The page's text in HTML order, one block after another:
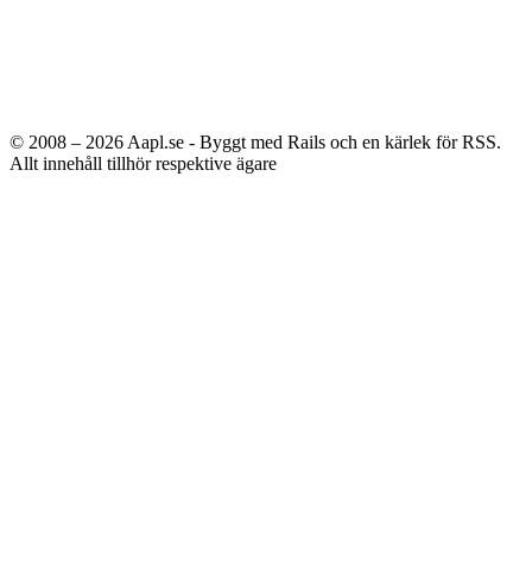
© 2008 – 2026 Aapl.se - Byggt med Rails och en kärlek för RSS.
Allt innehåll tillhör respektive ägare